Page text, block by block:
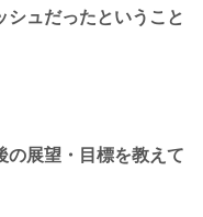
シュだったということ
の展望・目標を教えて